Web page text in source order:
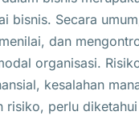
bisnis. Secara
dan
organisasi.
kesalahan
risiko, perlu